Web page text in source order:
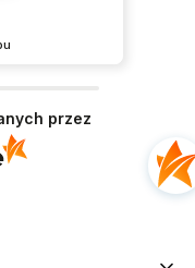
przez